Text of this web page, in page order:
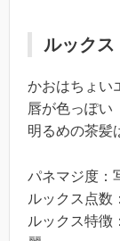
ルックス
かおはちょい
唇が色っぽい
明るめの茶髪
パネマジ度：
ルックス点数
ルックス特徴